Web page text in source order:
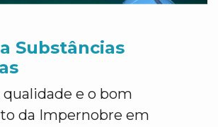
Substâncias
qualidade e o bom
da Impernobre em